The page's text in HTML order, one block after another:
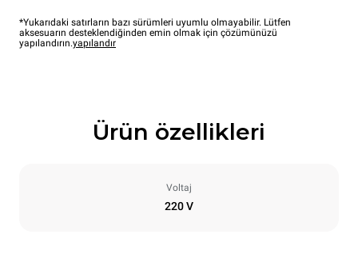
*Yukarıdaki satırların bazı sürümleri uyumlu olmayabilir. Lütfen
aksesuarın desteklendiğinden emin olmak için çözümünüzü
yapılandırın.yapılandır
Ürün özellikleri
Voltaj
220 V